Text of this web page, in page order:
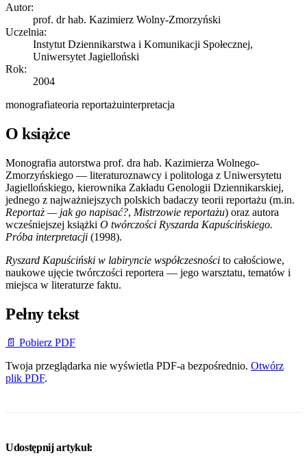
Autor:
prof. dr hab. Kazimierz Wolny-Zmorzyński
Uczelnia:
Instytut Dziennikarstwa i Komunikacji Społecznej,
Uniwersytet Jagielloński
Rok:
2004
monografiateoria reportażuinterpretacja
O książce
Monografia autorstwa prof. dra hab. Kazimierza Wolnego-
Zmorzyńskiego — literaturoznawcy i politologa z Uniwersytetu
Jagiellońskiego, kierownika Zakładu Genologii Dziennikarskiej,
jednego z najważniejszych polskich badaczy teorii reportażu (m.in.
Reportaż — jak go napisać?, Mistrzowie reportażu) oraz autora
wcześniejszej książki O twórczości Ryszarda Kapuścińskiego.
Próba interpretacji (1998).
Ryszard Kapuściński w labiryncie współczesności to całościowe,
naukowe ujęcie twórczości reportera — jego warsztatu, tematów i
miejsca w literaturze faktu.
Pełny tekst
📄 Pobierz PDF
Twoja przeglądarka nie wyświetla PDF-a bezpośrednio. Otwórz
plik PDF.
Udostępnij artykuł: